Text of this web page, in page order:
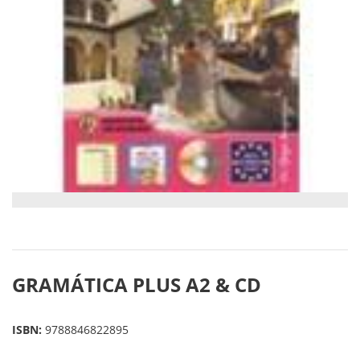
GRAMÁTICA PLUS A2 & CD
ISBN: 9788846822895